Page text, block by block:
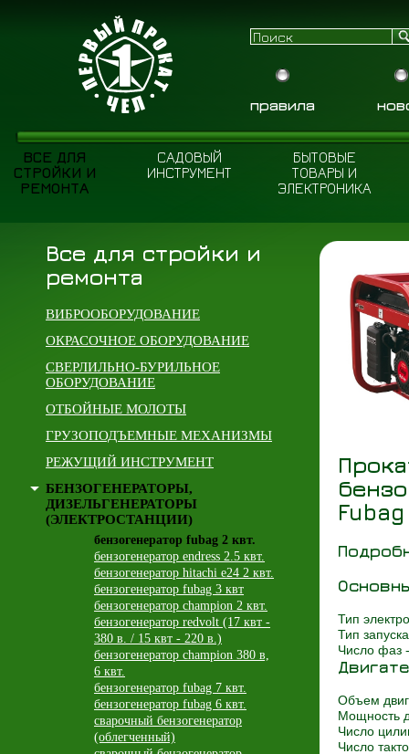
правила
ВСЕ ДЛЯ
СТРОЙКИ И
РЕМОНТА
САДОВЫЙ
ИНСТРУМЕНТ
БЫТОВЫЕ
ТОВАРЫ И
ЭЛЕКТРОНИКА
Все для стройки и
ремонта
ВИБРООБОРУДОВАНИЕ
ОКРАСОЧНОЕ ОБОРУДОВАНИЕ
СВЕРЛИЛЬНО-БУРИЛЬНОЕ
ОБОРУДОВАНИЕ
ОТБОЙНЫЕ МОЛОТЫ
ГРУЗОПОДЪЕМНЫЕ МЕХАНИЗМЫ
РЕЖУЩИЙ ИНСТРУМЕНТ
БЕНЗОГЕНЕРАТОРЫ,
ДИЗЕЛЬГЕНЕРАТОРЫ
(ЭЛЕКТРОСТАНЦИИ)
бензогенератор fubag 2 квт.
бензогенератор endress 2.5 квт.
бензогенератор hitachi e24 2 квт.
бензогенератор fubag 3 квт
бензогенератор champion 2 квт.
бензогенератор redvolt (17 квт -
380 в. / 15 квт - 220 в.)
бензогенератор champion 380 в,
6 квт.
бензогенератор fubag 7 квт.
бензогенератор fubag 6 квт.
сварочный бензогенератор
(облегченный)
Fubag
Тип
Тип
Число фаз
Объем
Мощность
Число
Число